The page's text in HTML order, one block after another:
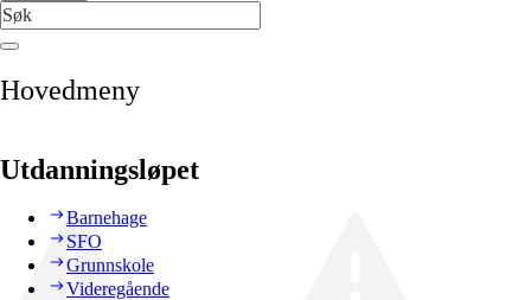
Hovedmeny
Utdanningsløpet
Barnehage
SFO
Grunnskole
Videregående